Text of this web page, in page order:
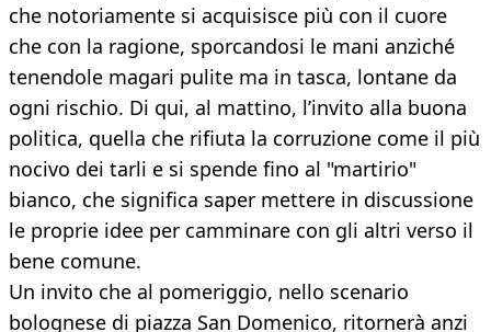
che notoriamente si acquisisce più con il cuore
che con la ragione, sporcandosi le mani anziché
tenendole magari pulite ma in tasca, lontane da
ogni rischio. Di qui, al mattino, l’invito alla buona
politica, quella che rifiuta la corruzione come il più
nocivo dei tarli e si spende fino al "martirio"
bianco, che significa saper mettere in discussione
le proprie idee per camminare con gli altri verso il
bene comune.
Un invito che al pomeriggio, nello scenario
bolognese di piazza San Domenico, ritornerà anzi